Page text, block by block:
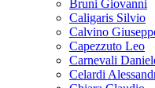
Bruni Giovanni
Caligaris Silvio
Calvino
Capezzuto Leo
Carnevali
Celardi